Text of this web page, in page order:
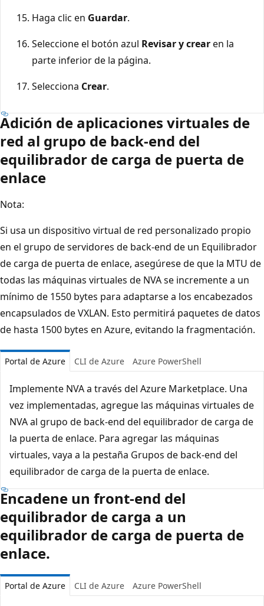
Haga clic en Guardar.
Seleccione el botón azul Revisar y crearen la
parte inferior de la página.
Selecciona Crear.
Adición de aplicaciones virtuales de
red al grupo de back-end del
equilibrador de carga de puerta de
enlace
Nota:
Si usa un dispositivo virtual de red personalizado propio
en el grupo de servidores de back-end de un Equilibrador
de carga de puerta de enlace, asegúrese de que la MTU de
todas las máquinas virtuales de NVA se incremente a un
mínimo de 1550 bytes para adaptarse a los encabezados
encapsulados de VXLAN. Esto permitirá paquetes de datos
de hasta 1500 bytes en Azure, evitando la fragmentación.
Portal de Azure CLI de Azure Azure PowerShell
Implemente NVA a través del Azure Marketplace. Una
vez implementadas, agregue las máquinas virtuales de
NVA al grupo de back-end del equilibrador de carga de
la puerta de enlace. Para agregar las máquinas
virtuales, vaya a la pestaña Grupos de back-end del
equilibrador de carga de la puerta de enlace.
Encadene un front-end del
equilibrador de carga a un
equilibrador de carga de puerta de
enlace.
Portal de Azure CLI de Azure Azure PowerShell